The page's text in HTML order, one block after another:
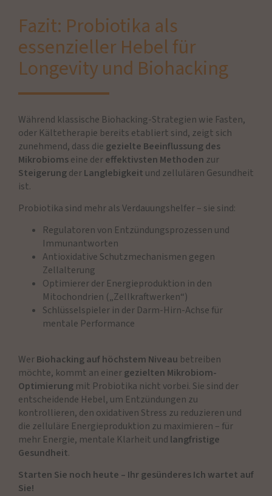
Fazit: Probiotika als
essenzieller Hebel für
Longevity und Biohacking
Während klassische Biohacking-Strategien wie Fasten,
oder Kältetherapie bereits etabliert sind, zeigt sich
zunehmend, dass die gezielte Beeinflussung des
Mikrobiomseine dereffektivsten Methoden zur
SteigerungderLanglebigkeit und zellulären Gesundheit
ist.
Probiotika sind mehr als Verdauungshelfer – sie sind:
Regulatoren von Entzündungsprozessen und
Immunantworten
Antioxidative Schutzmechanismen gegen
Zellalterung
Optimierer der Energieproduktion in den
Mitochondrien („Zellkraftwerken“)
Schlüsselspieler in der Darm-Hirn-Achse für
mentale Performance
WerBiohacking auf höchstem Niveau betreiben
möchte, kommt an einergezielten Mikrobiom-
Optimierung mit Probiotika nicht vorbei. Sie sind der
entscheidende Hebel, um Entzündungen zu
kontrollieren, den oxidativen Stress zu reduzieren und
die zelluläre Energieproduktion zu maximieren – für
mehr Energie, mentale Klarheit und langfristige
Gesundheit.
Starten Sie noch heute – Ihr gesünderes Ich wartet auf
Sie!